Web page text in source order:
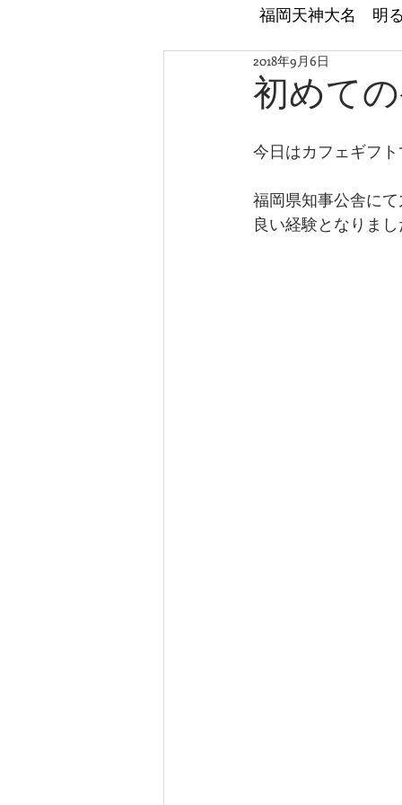
福岡天神大名 明
初めて
2018年9月6日
今日はカフェギフ
福岡県知事公舎に
良い経験となりま